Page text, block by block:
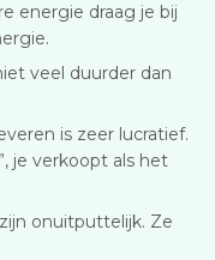
energie draag je bij
veel duurder dan
is zeer lucratief.
je verkoopt als het
onuitputtelijk. Ze